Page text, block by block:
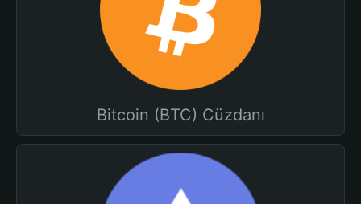
Bitcoin (BTC) Cüzdanı